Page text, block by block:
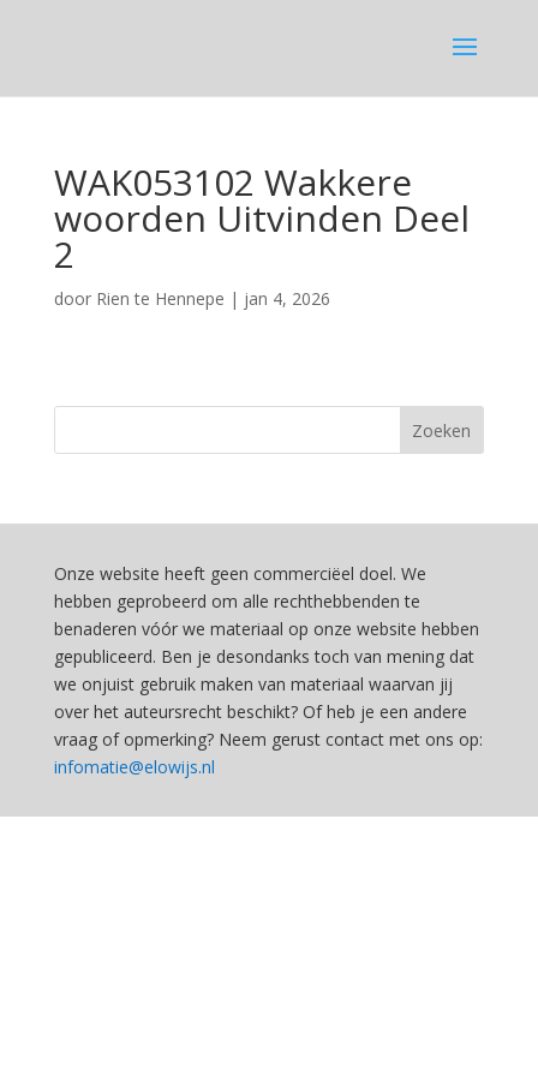
WAK053102 Wakkere
woorden Uitvinden Deel
2
door Rien te Hennepe | jan 4, 2026
Onze website heeft geen commerciëel doel. We
hebben geprobeerd om alle rechthebbenden te
benaderen vóór we materiaal op onze website hebben
gepubliceerd. Ben je desondanks toch van mening dat
we onjuist gebruik maken van materiaal waarvan jij
over het auteursrecht beschikt? Of heb je een andere
vraag of opmerking? Neem gerust contact met ons op:
infomatie@elowijs.nl